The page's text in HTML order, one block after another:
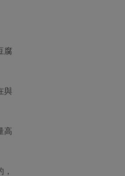
腐
與
高